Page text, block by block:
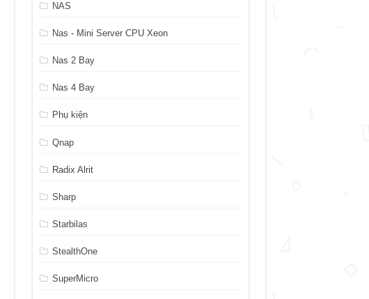
NAS
Nas - Mini Server CPU Xeon
Nas 2 Bay
Nas 4 Bay
Phụ kiện
Qnap
Radix Alrit
Sharp
Starbilas
StealthOne
SuperMicro